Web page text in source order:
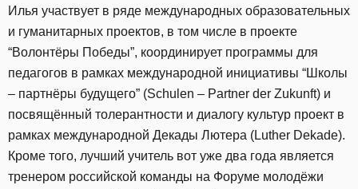
Илья участвует в ряде международных образовательных
и гуманитарных проектов, в том числе в проекте
“Волонтёры Победы”, координирует программы для
педагогов в рамках международной инициативы “Школы
– партнёры будущего” (Schulen – Partner der Zukunft) и
посвящённый толерантности и диалогу культур проект в
рамках международной Декады Лютера (Luther Dekade).
Кроме того, лучший учитель вот уже два года является
тренером российской команды на Форуме молодёжи